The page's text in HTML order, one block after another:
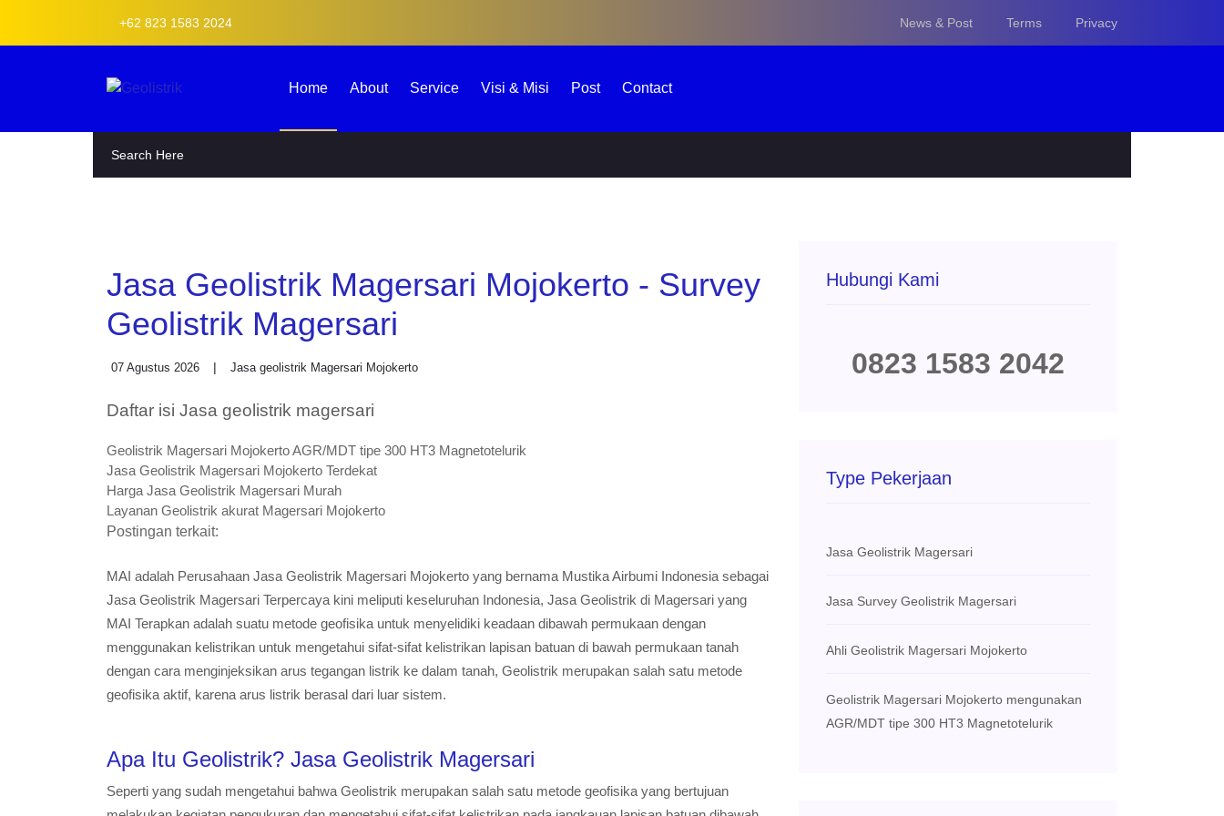
+62 823 1583 2024 News & Post Terms Privacy
Home About Service Visi & Misi Post Contact
Jasa Geolistrik Magersari Mojokerto -
Survey Geolistrik Magersari
07 Agustus 2026 Jasa geolistrik Magersari Mojokerto
Daftar isi Jasa geolistrik magersari
Geolistrik Magersari Mojokerto AGR/MDT tipe 300 HT3 Magnetotelurik
Jasa Geolistrik Magersari Mojokerto Terdekat
Harga Jasa Geolistrik Magersari Murah
Layanan Geolistrik akurat Magersari Mojokerto
Postingan terkait:
MAI adalah Perusahaan Jasa Geolistrik Magersari Mojokerto yang bernama Mustika Airbumi Indonesia
sebagai Jasa Geolistrik Magersari Terpercaya kini meliputi keseluruhan Indonesia, Jasa Geolistrik di
Magersari yang MAI Terapkan adalah suatu metode geofisika untuk menyelidiki keadaan dibawah
permukaan dengan menggunakan kelistrikan untuk mengetahui sifat-sifat kelistrikan lapisan batuan di
bawah permukaan tanah dengan cara menginjeksikan arus tegangan listrik ke dalam tanah, Geolistrik
merupakan salah satu metode geofisika aktif, karena arus listrik berasal dari luar sistem.
Apa Itu Geolistrik? Jasa Geolistrik Magersari
Seperti yang sudah mengetahui bahwa Geolistrik merupakan salah satu metode geofisika yang bertujuan
Hubungi Kami
0823 1583 2042
Type Pekerjaan
Jasa Geolistrik Magersari
Jasa Survey Geolistrik Magersari
Ahli Geolistrik Magersari Mojokerto
Geolistrik Magersari Mojokerto mengunakan
AGR/MDT tipe 300 HT3 Magnetotelurik